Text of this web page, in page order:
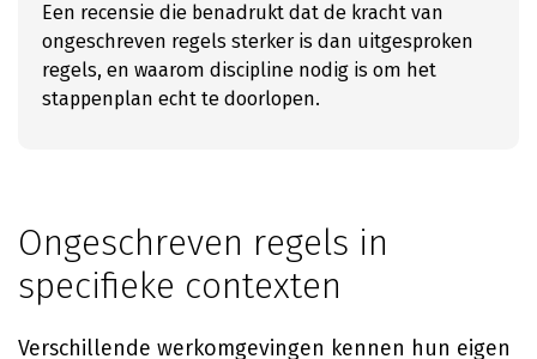
Een recensie die benadrukt dat de kracht van
ongeschreven regels sterker is dan uitgesproken
regels, en waarom discipline nodig is om het
stappenplan echt te doorlopen.
Ongeschreven regels in
specifieke contexten
Verschillende werkomgevingen kennen hun eigen